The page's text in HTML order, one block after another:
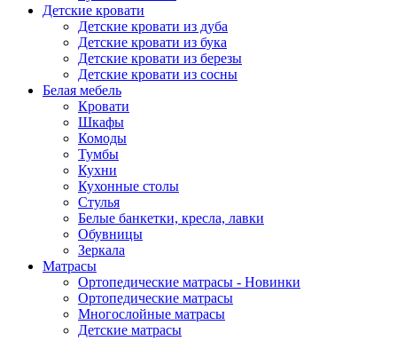
Детские кровати
Детские кровати из дуба
Детские кровати из бука
Детские кровати из березы
Детские кровати из сосны
Белая мебель
Кровати
Шкафы
Комоды
Тумбы
Кухни
Кухонные столы
Стулья
Белые банкетки, кресла, лавки
Обувницы
Зеркала
Матрасы
Ортопедические матрасы - Новинки
Ортопедические матрасы
Многослойные матрасы
Детские матрасы